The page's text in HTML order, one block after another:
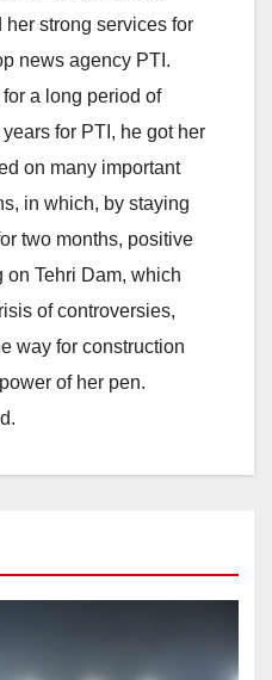
her strong services for
news agency PTI.
a long period of
for PTI, he got her
on many important
in which, by staying
two months, positive
on Tehri Dam, which
of controversies,
way for construction
of her pen.